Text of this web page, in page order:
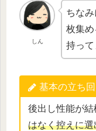
しん
ちな
枚集
持って
基本の立ち回
後出し性能が結
はなく控えに選